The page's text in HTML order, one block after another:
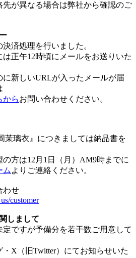
先が異なる場合は弊社から確認のご
済処理を行いました。
正午12時頃にメールをお送りいた
新しいURLが入ったメールが届
からお問い合わせください。
茉璃衣』につきましては納品書を
方は12月1日（月）AM9時までに
ム よりご連絡ください。
わせ
customer
しまして
ですが予備分を若干数ご用意して
X（旧Twitter）にてお知らせいた